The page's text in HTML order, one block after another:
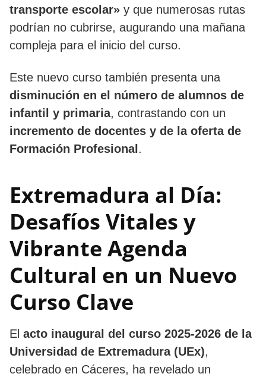
transporte escolar» y que numerosas rutas
podrían no cubrirse, augurando una mañana
compleja para el inicio del curso.
Este nuevo curso también presenta una
disminución en el número de alumnos de
infantil y primaria, contrastando con un
incremento de docentes y de la oferta de
Formación Profesional .
Extremadura al Día:
Desafíos Vitales y
Vibrante Agenda
Cultural en un Nuevo
Curso Clave
El acto inaugural del curso 2025-2026 de la
Universidad de Extremadura (UEx),
celebrado en Cáceres, ha revelado un